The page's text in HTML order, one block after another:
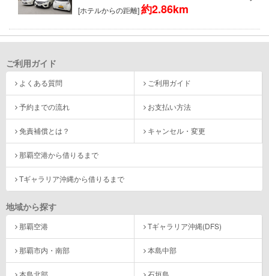
[ホテルからの距離]約2.86km
ご利用ガイド
よくある質問 ご利用ガイド
予約までの流れ お支払い方法
免責補償とは？ キャンセル・変更
那覇空港から借りるまで
Tギャラリア沖縄から借りるまで
地域から探す
那覇空港 Tギャラリア沖縄(DFS)
那覇市内・南部 本島中部